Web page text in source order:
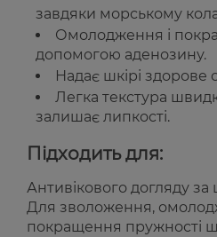
завдяки морському
Омолодження і
допомогою аденозину.
Надає шкірі здорове
Легка текстура
залишає липкості.
Підходить для:
Антивікового догляду
Для зволоження,
покращення пружності